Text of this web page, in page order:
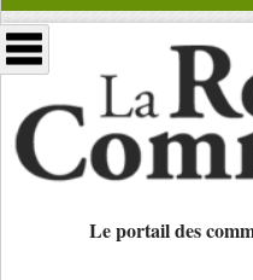
Le portail des